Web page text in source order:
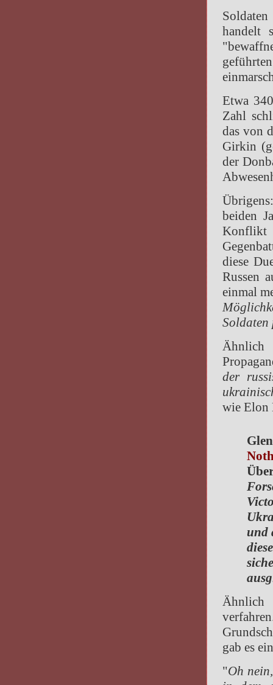
handelt
Etwa
Zahl
das von
Girkin
der
beiden
Konflikt
diese
Russen
einmal
Soldaten
der
wie Elon
und
gab es
"Oh